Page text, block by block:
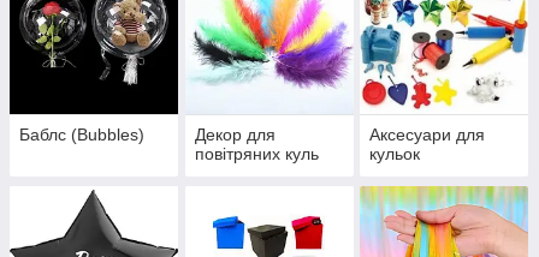
Баблс (Bubbles)
Декор для
повітряних куль
Аксесуари для
кульок